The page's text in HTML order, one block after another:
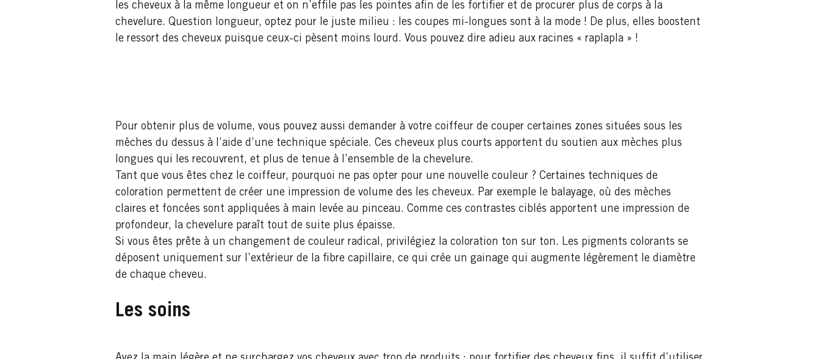
les cheveux à la même longueur et on n’effile pas les pointes afin de les fortifier et de procurer plus de corps à la
chevelure. Question longueur, optez pour le juste milieu : les coupes mi-longues sont à la mode ! De plus, elles boostent
le ressort des cheveux puisque ceux-ci pèsent moins lourd. Vous pouvez dire adieu aux racines « raplapla » !
Pour obtenir plus de volume, vous pouvez aussi demander à votre coiffeur de couper certaines zones situées sous les
mèches du dessus à l’aide d’une technique spéciale. Ces cheveux plus courts apportent du soutien aux mèches plus
longues qui les recouvrent, et plus de tenue à l’ensemble de la chevelure.
Tant que vous êtes chez le coiffeur, pourquoi ne pas opter pour une nouvelle couleur ? Certaines techniques de
coloration permettent de créer une impression de volume des les cheveux. Par exemple le balayage, où des mèches
claires et foncées sont appliquées à main levée au pinceau. Comme ces contrastes ciblés apportent une impression de
profondeur, la chevelure paraît tout de suite plus épaisse.
Si vous êtes prête à un changement de couleur radical, privilégiez la coloration ton sur ton. Les pigments colorants se
déposent uniquement sur l’extérieur de la fibre capillaire, ce qui crée un gainage qui augmente légèrement le diamètre
de chaque cheveu.
Les soins